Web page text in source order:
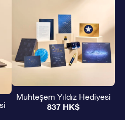
Muhteşem Yıldız Hediyesi
837 HK$